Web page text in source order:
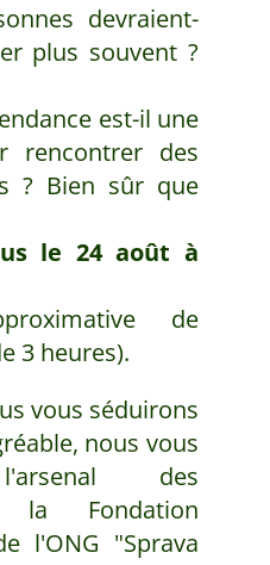
devraient-
plus souvent ?
est-il une
rencontrer des
? Bien sûr que
le 24 août à
de
3 heures).
vous séduirons
nous vous
des
la Fondation
l'ONG "Sprava